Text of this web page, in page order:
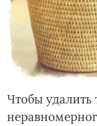
Чтобы удалить